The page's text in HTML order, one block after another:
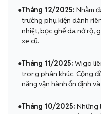
●Tháng 12/2025: Nhằm
trường phụ kiện dành
nhiệt, bọc ghế da nở rộ,
xe cũ.
●Tháng 11/2025: Wigo
trong phân khúc. Cộng
năng vận hành ổn định
●Tháng 10/2025: Những